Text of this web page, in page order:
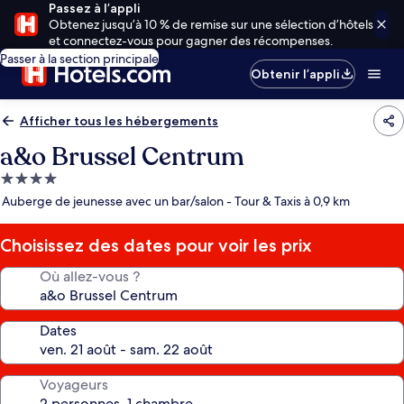
Passez à l’appli
Obtenez jusqu’à 10 % de remise sur une sélection d’hôtels
et connectez-vous pour gagner des récompenses.
Passer à la section principale
Obtenir l’appli
Afficher tous les hébergements
a&o Brussel Centrum
Hébergement
4.0 étoiles
Auberge de jeunesse avec un bar/salon - Tour & Taxis à 0,9 km
Choisissez des dates pour voir les prix
Où allez-vous ?
Dates
Voyageurs